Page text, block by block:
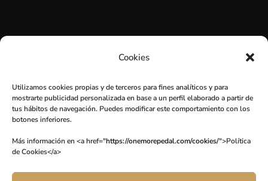
Cookies
Utilizamos cookies propias y de terceros para fines analíticos y para
mostrarte publicidad personalizada en base a un perfil elaborado a partir de
tus hábitos de navegación. Puedes modificar este comportamiento con los
botones inferiores.
Más información en <a href="https://onemorepedal.com/cookies/">Política
de Cookies</a>